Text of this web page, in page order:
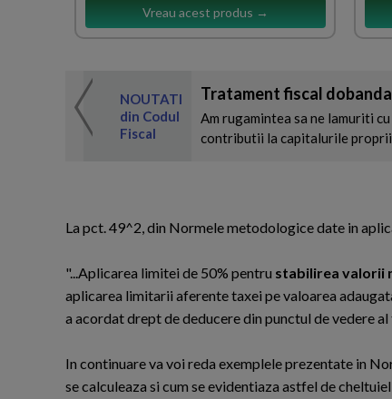
Vreau acest produs →
NOUTATI
din Codul
Fiscal
Tratament fiscal
Am rugamintea sa ne lamuriti
contributii la capitalurile
La pct. 49^2, din Normele metodologice date in
"...Aplicarea limitei de 50% pentru stabilirea valorii
aplicarea limitarii aferente taxei pe valoarea
a acordat drept de deducere din punctul de vedere
In continuare va voi reda exemplele prezentate in
se calculeaza si cum se evidentiaza astfel de